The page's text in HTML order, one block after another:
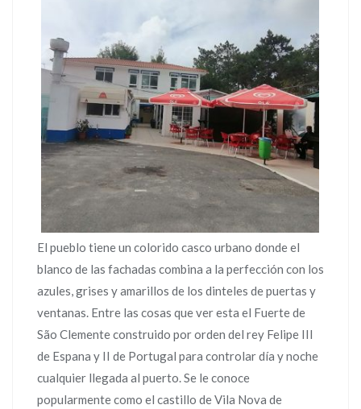
El pueblo tiene un colorido casco urbano donde el
blanco de las fachadas combina a la perfección con los
azules, grises y amarillos de los dinteles de puertas y
ventanas. Entre las cosas que ver esta el Fuerte de
São Clemente construido por orden del rey Felipe III
de Espana y II de Portugal para controlar día y noche
cualquier llegada al puerto. Se le conoce
popularmente como el castillo de Vila Nova de